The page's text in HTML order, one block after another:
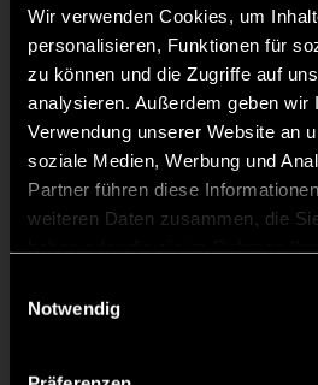
Wir verwenden Cookies, um
personalisieren, Funktionen für
zu können und die Zugriffe auf
analysieren. Außerdem geben wir
Verwendung unserer Website an
soziale Medien, Werbung und
Partner führen diese
weiteren Daten zusammen, die
Notwendig
FinneganZ.
26' KURZE ECKE
18' KURZE ECKE -
15'